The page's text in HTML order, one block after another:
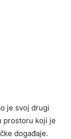
je svoj drugi
prostoru koji je
događaje.